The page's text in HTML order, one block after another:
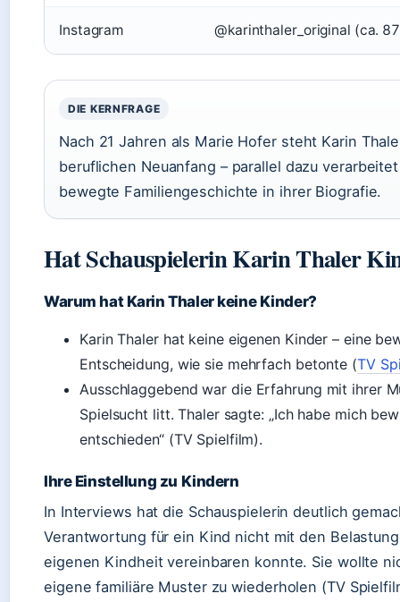
Instagram @karinthaler_original (ca.
DIE KERNFRAGE
Nach 21 Jahren als Marie Hofer steht Karin
beruflichen Neuanfang – parallel dazu
bewegte Familiengeschichte in ihrer Biografie.
Hat Schauspielerin Karin Thaler
Warum hat Karin Thaler keine Kinder?
Karin Thaler hat keine eigenen Kinder – eine
Entscheidung, wie sie mehrfach betonte (TV
Ausschlaggebend war die Erfahrung mit ihrer
Spielsucht litt. Thaler sagte: „Ich habe mich
entschieden“ (TV Spielfilm).
Ihre Einstellung zu Kindern
In Interviews hat die Schauspielerin deutlich
Verantwortung für ein Kind nicht mit den
eigenen Kindheit vereinbaren konnte. Sie wollte
eigene familiäre Muster zu wiederholen (TV